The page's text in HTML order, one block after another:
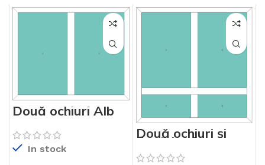
Două ochiuri Alb
KM76md
In stock
Două ochiuri și
două luminatoare
jos Alb KM76md